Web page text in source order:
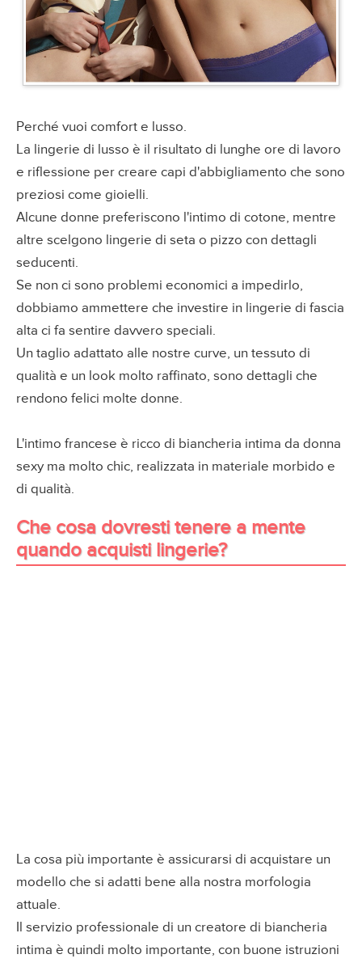
Perché vuoi comfort e lusso.
La lingerie di lusso è il risultato di lunghe ore di lavoro
e riflessione per creare capi d'abbigliamento che sono
preziosi come gioielli.
Alcune donne preferiscono l'intimo di cotone, mentre
altre scelgono lingerie di seta o pizzo con dettagli
seducenti.
Se non ci sono problemi economici a impedirlo,
dobbiamo ammettere che investire in lingerie di fascia
alta ci fa sentire davvero speciali.
Un taglio adattato alle nostre curve, un tessuto di
qualità e un look molto raffinato, sono dettagli che
rendono felici molte donne.
L'intimo francese è ricco di biancheria intima da donna
sexy ma molto chic, realizzata in materiale morbido e
di qualità.
Che cosa dovresti tenere a mente
quando acquisti lingerie?
La cosa più importante è assicurarsi di acquistare un
modello che si adatti bene alla nostra morfologia
attuale.
Il servizio professionale di un creatore di biancheria
intima è quindi molto importante, con buone istruzioni